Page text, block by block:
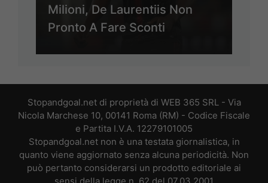
Milioni, De Laurentiis Non
Pronto A Fare Sconti
Stopandgoal.net di proprietà di WEB 365 SRL - Via
Nicola Marchese 10, 00141 Roma (RM) - Codice Fiscale
e Partita I.V.A. 12279101005
Stopandgoal.net non è una testata giornalistica, in
quanto viene aggiornato senza alcuna periodicità. Non
può pertanto considerarsi un prodotto editoriale ai